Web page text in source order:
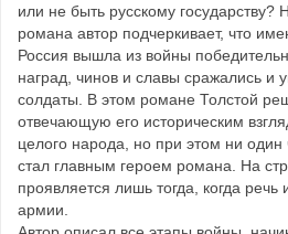
или не быть русскому государству?
романа автор подчеркивает, что
Россия вышла из войны
наград, чинов и славы сражались и
солдаты. В этом романе Толстой
отвечающую его историческим
целого народа, но при этом ни один
стал главным героем романа. На
проявляется лишь тогда, когда речь
армии.